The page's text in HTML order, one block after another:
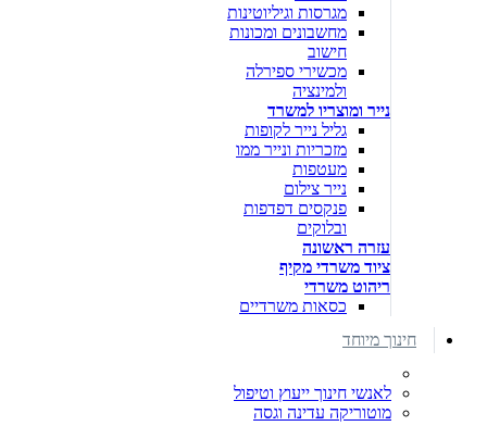
מגרסות וגיליוטינות
מחשבונים ומכונות
חישוב
מכשירי ספירלה
ולמינציה
נייר ומוצריו למשרד
גליל נייר לקופות
מזכריות ונייר ממו
מעטפות
נייר צילום
פנקסים דפדפות
ובלוקים
עזרה ראשונה
ציוד משרדי מקיף
ריהוט משרדי
כסאות משרדיים
חינוך מיוחד
לאנשי חינוך ייעוץ וטיפול
מוטוריקה עדינה וגסה